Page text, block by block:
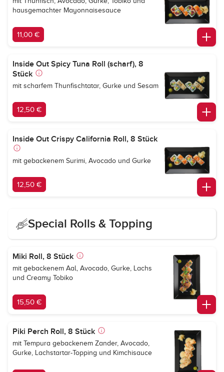
hausgemachter Mayonnaisesauce
11,00 €
Inside Out Spicy Tuna Roll (scharf), 8
Stück
mit scharfem Thunfischtatar, Gurke und Sesam
12,50 €
Inside Out Crispy California Roll, 8 Stück
mit gebackenem Surimi, Avocado und Gurke
12,50 €
Special Rolls & Topping
Miki Roll, 8 Stück
mit gebackenem Aal, Avocado, Gurke, Lachs
und Creamy Tobiko
15,50 €
Piki Perch Roll, 8 Stück
mit Tempura gebackenem Zander, Avocado,
Gurke, Lachstartar-Topping und Kimchisauce